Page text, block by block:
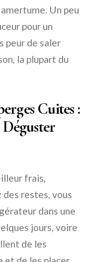
Un peu
pour un
peur de saler
la plupart du
Cuites :
Déguster
frais,
des restes, vous
dans une
jours, voire
de les